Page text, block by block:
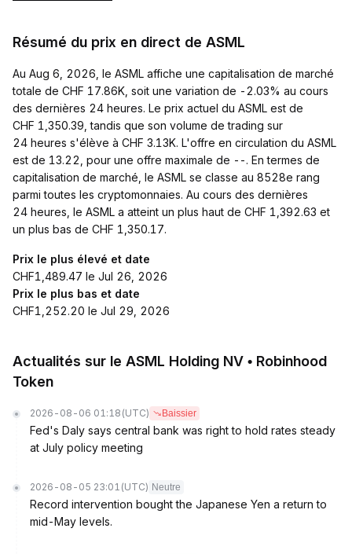
Résumé du prix en direct de ASML
Au Aug 6, 2026, le ASML affiche une capitalisation de marché
totale de CHF 17.86K, soit une variation de -2.03% au cours
des dernières 24 heures. Le prix actuel du ASML est de
CHF 1,350.39, tandis que son volume de trading sur
24 heures s'élève à CHF 3.13K. L'offre en circulation du ASML
est de 13.22, pour une offre maximale de --. En termes de
capitalisation de marché, le ASML se classe au 8528e rang
parmi toutes les cryptomonnaies. Au cours des dernières
24 heures, le ASML a atteint un plus haut de CHF 1,392.63 et
un plus bas de CHF 1,350.17.
Prix le plus élevé et date
CHF1,489.47 le Jul 26, 2026
Prix le plus bas et date
CHF1,252.20 le Jul 29, 2026
Actualités sur le ASML Holding NV • Robinhood
Token
2026-08-06 01:18 (UTC) Baissier
Fed's Daly says central bank was right to hold rates steady
at July policy meeting
2026-08-05 23:01 (UTC) Neutre
Record intervention bought the Japanese Yen a return to
mid-May levels.